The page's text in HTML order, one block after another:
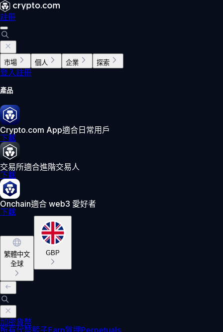
註冊
市場 個人 企業 探索
登入註冊
產品
Crypto.com App適合日常用戶
下載
交易所適合進階交易人
下載
Onchain適合 web3 愛好者
下載
繁體中文
全球
GBP
加密貨幣